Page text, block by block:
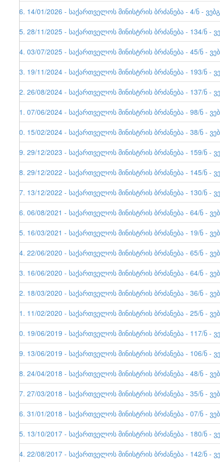
56. 14/01/2026 - საქართველოს მინისტრის ბრძანება - 4/ნ -
55. 28/11/2025 - საქართველოს მინისტრის ბრძანება - 134/ნ -
54. 03/07/2025 - საქართველოს მინისტრის ბრძანება - 45/ნ -
53. 19/11/2024 - საქართველოს მინისტრის ბრძანება - 193/ნ -
52. 26/08/2024 - საქართველოს მინისტრის ბრძანება - 137/ნ -
51. 07/06/2024 - საქართველოს მინისტრის ბრძანება - 98/ნ -
50. 15/02/2024 - საქართველოს მინისტრის ბრძანება - 38/ნ -
49. 29/12/2023 - საქართველოს მინისტრის ბრძანება - 159/ნ -
48. 29/12/2022 - საქართველოს მინისტრის ბრძანება - 145/ნ
47. 13/12/2022 - საქართველოს მინისტრის ბრძანება - 130/ნ -
46. 06/08/2021 - საქართველოს მინისტრის ბრძანება - 64/ნ -
45. 16/03/2021 - საქართველოს მინისტრის ბრძანება - 19/ნ -
44. 22/06/2020 - საქართველოს მინისტრის ბრძანება - 65/ნ -
43. 16/06/2020 - საქართველოს მინისტრის ბრძანება - 64/ნ -
42. 18/03/2020 - საქართველოს მინისტრის ბრძანება - 36/ნ -
41. 11/02/2020 - საქართველოს მინისტრის ბრძანება - 25/ნ -
40. 19/06/2019 - საქართველოს მინისტრის ბრძანება - 117/ნ -
39. 13/06/2019 - საქართველოს მინისტრის ბრძანება - 106/ნ -
38. 24/04/2018 - საქართველოს მინისტრის ბრძანება - 48/ნ -
37. 27/03/2018 - საქართველოს მინისტრის ბრძანება - 35/ნ -
36. 31/01/2018 - საქართველოს მინისტრის ბრძანება - 07/ნ -
35. 13/10/2017 - საქართველოს მინისტრის ბრძანება - 180/ნ -
34. 22/08/2017 - საქართველოს მინისტრის ბრძანება - 142/ნ -